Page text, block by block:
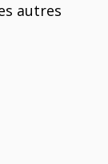
autres